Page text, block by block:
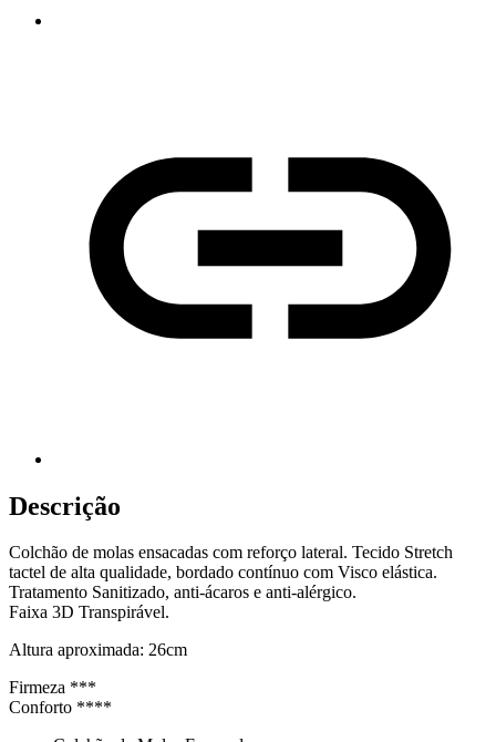
Descrição
Colchão de molas ensacadas com reforço lateral. Tecido Stretch
tactel de alta qualidade, bordado contínuo com Visco elástica.
Tratamento Sanitizado, anti-ácaros e anti-alérgico.
Faixa 3D Transpirável.
Altura aproximada: 26cm
Firmeza ***
Conforto ****